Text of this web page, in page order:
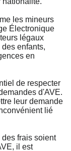
les mineurs
Électronique
légaux
enfants,
en
de respecter
d'AVE.
leur demande
lié
frais soient
il est